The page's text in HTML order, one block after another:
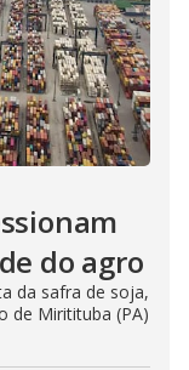
do agro
da safra de soja,
de Miritituba (PA)